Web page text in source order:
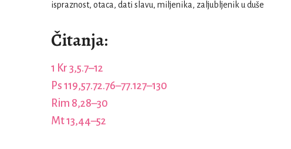
Čitanja:
1 Kr 3,5.7–12
Ps 119,57.72.76–77.127–130
Rim 8,28–30
Mt 13,44–52